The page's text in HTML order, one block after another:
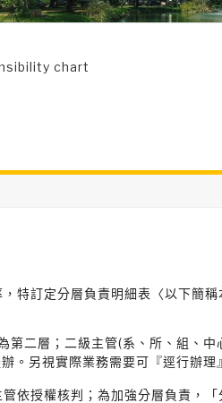
chart
特訂定分層負責明細表〈以下簡
二層；二級主管(系、所、組、中
。另視實際業務需要可『逕行辦理
依授權核判；為加強分層負責，